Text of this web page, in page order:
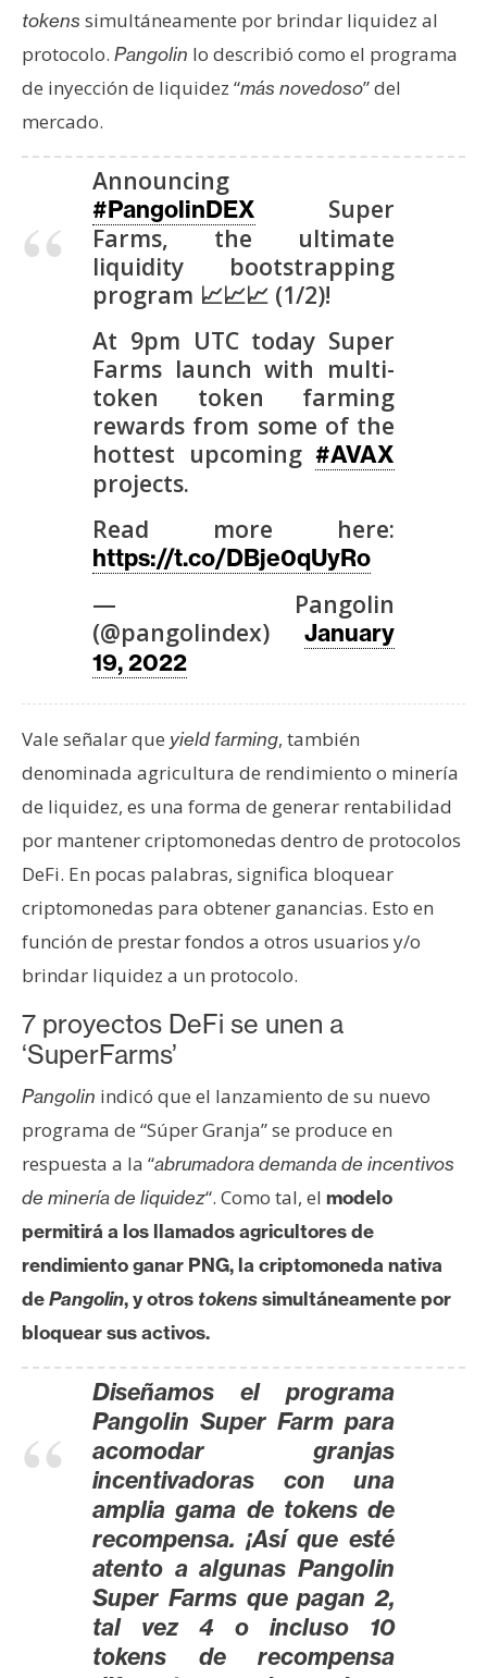
A
n
á
l
T
e
a
s
R
e
c
u
s
o
C
n
t
a
c
t
o
y
P
tokens simultáneamente por brindar liquidez al
protocolo. Pangolin lo describió como el programa
de inyección de liquidez “más novedoso” del
mercado.
Announcing
#PangolinDEX Super
Farms, the ultimate
liquidity bootstrapping
program 📈📈📈 (1/2)!
At 9pm UTC today Super
Farms launch with multi-
token token farming
rewards from some of the
hottest upcoming #AVAX
projects.
Read more here:
https://t.co/DBje0qUyRo
— Pangolin
(@pangolindex) January
19, 2022
Vale señalar que yield farming, también
denominada agricultura de rendimiento o minería
de liquidez, es una forma de generar rentabilidad
por mantener criptomonedas dentro de protocolos
DeFi. En pocas palabras, significa bloquear
criptomonedas para obtener ganancias. Esto en
función de prestar fondos a otros usuarios y/o
brindar liquidez a un protocolo.
7 proyectos DeFi se unen a
‘SuperFarms’
Pangolin indicó que el lanzamiento de su nuevo
programa de “Súper Granja” se produce en
respuesta a la “abrumadora demanda de incentivos
de minería de liquidez“. Como tal, el modelo
permitirá a los llamados agricultores de
rendimiento ganar PNG, la criptomoneda nativa
dePangolin, y otros tokenssimultáneamente por
bloquear sus activos.
Diseñamos el programa
Pangolin Super Farm para
acomodar granjas
incentivadoras con una
amplia gama de tokens de
recompensa. ¡Así que esté
atento a algunas Pangolin
Super Farms que pagan 2,
tal vez 4 o incluso 10
tokens de recompensa